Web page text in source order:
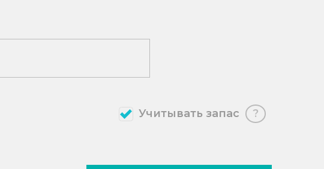
Учитывать запас ?